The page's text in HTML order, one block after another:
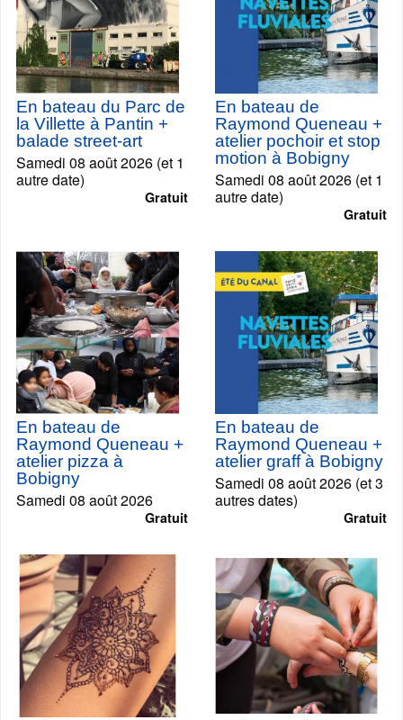
En bateau du Parc de
la Villette à Pantin +
balade street-art
Samedi 08 août 2026 (et 1
autre date)
Gratuit
En bateau de
Raymond Queneau +
atelier pochoir et stop
motion à Bobigny
Samedi 08 août 2026 (et 1
autre date)
Gratuit
En bateau de
Raymond Queneau +
atelier pizza à
Bobigny
Samedi 08 août 2026
Gratuit
En bateau de
Raymond Queneau +
atelier graff à Bobigny
Samedi 08 août 2026 (et 3
autres dates)
Gratuit